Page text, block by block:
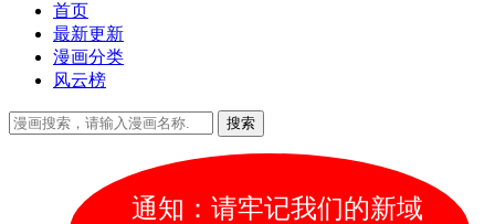
首页
最新更新
漫画分类
风云榜
通知：请牢记我们的新域